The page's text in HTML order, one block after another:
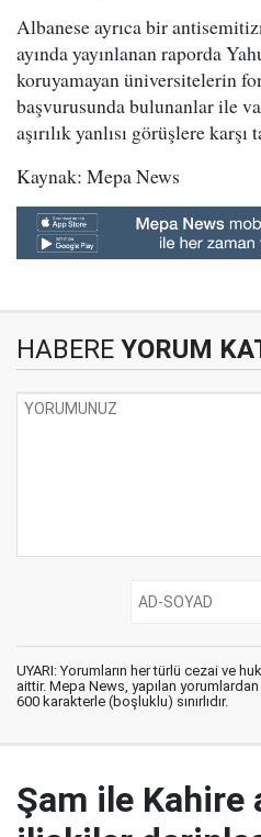
Albanese ayrıca bir
ayında yayınlanan raporda
koruyamayan üniversitelerin
başvurusunda bulunanlar ile
aşırılık yanlısı görüşlere
Kaynak: Mepa News
HABERE YORUM
UYARI: Yorumların her türlü cezai ve
aittir. Mepa News, yapılan
600 karakterle (boşluklu) sınırlıdır.
Şam ile Kahire